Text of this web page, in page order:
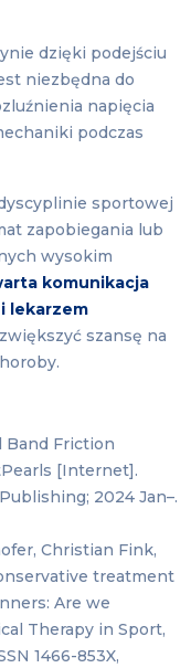
dzięki podejściu
niezbędna do
napięcia
podczas
sportowej
zapobiegania lub
wysokim
komunikacja
lekarzem
szansę na
Band Friction
[Internet].
2024 Jan–.
Christian Fink,
treatment
Are we
Therapy in Sport,
1466-853X,